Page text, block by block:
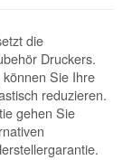
die
Druckers.
Sie Ihre
reduzieren.
gehen Sie